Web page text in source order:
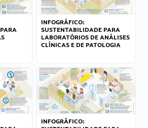
INFOGRÁFICO:
SUSTENTABILIDADE PARA
LABORATÓRIOS DE ANÁLISES
CLÍNICAS E DE PATOLOGIA
INFOGRÁFICO: